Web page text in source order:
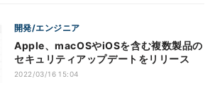
開発/エンジニア
Apple、macOSやiOSを含む複数製品の
セキュリティアップデートをリリース
2022/03/16 15:04